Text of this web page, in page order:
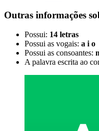
Outras informações
Possui: 14 letras
Possui as vogais: a i o
Possui as consoantes:
A palavra escrita ao